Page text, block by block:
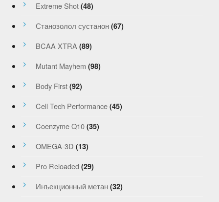
Extreme Shot (48)
Станозолол сустанон (67)
BCAA XTRA (89)
Mutant Mayhem (98)
Body First (92)
Cell Tech Performance (45)
Coenzyme Q10 (35)
OMEGA-3D (13)
Pro Reloaded (29)
Инъекционный метан (32)